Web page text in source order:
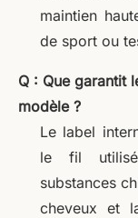
maintien
de sport ou
Q : Que garantit
modèle ?
Le label
le fil
substances
cheveux et